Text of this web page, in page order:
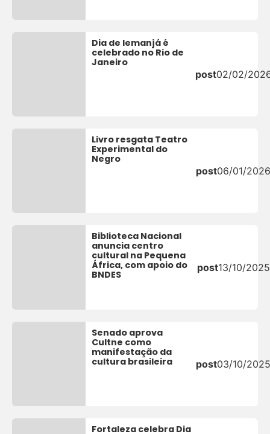
Dia de Iemanjá é
celebrado no Rio de
Janeiro
post02/02/
Livro resgata Teatro
Experimental do
Negro
post06/01/
Biblioteca Nacional
anuncia centro
cultural na Pequena
África, com apoio do
BNDES
post13/10/2025
Senado aprova
Cultne como
manifestação da
cultura brasileira
post03/10/
Fortaleza celebra Dia